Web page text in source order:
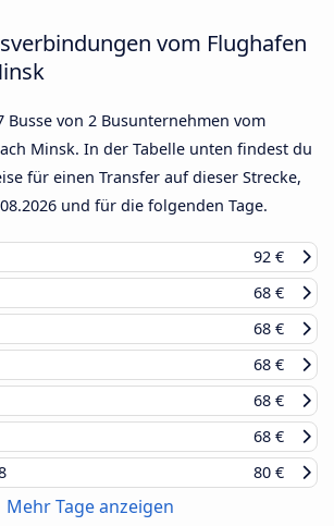
vom Flughafen
Busse von 2 Busunternehmen vom
Minsk. In der Tabelle unten findest du
für einen Transfer auf dieser Strecke,
und für die folgenden Tage.
92 €
68 €
68 €
68 €
68 €
68 €
80 €
Mehr Tage anzeigen